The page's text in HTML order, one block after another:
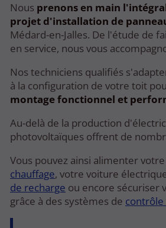
Nous prenons en main
projet d'installation de
Médard-en-Jalles. De l'étude de
en service, nous vous
Nos techniciens qualifiés
à la configuration de votre toit
montage fonctionnel et
Au-delà de la production
photovoltaïques offrent de
Vous pouvez ainsi alimenter votre
chauffage, votre voiture
de recharge ou encore sécuriser
grâce à des systèmes de contrôle